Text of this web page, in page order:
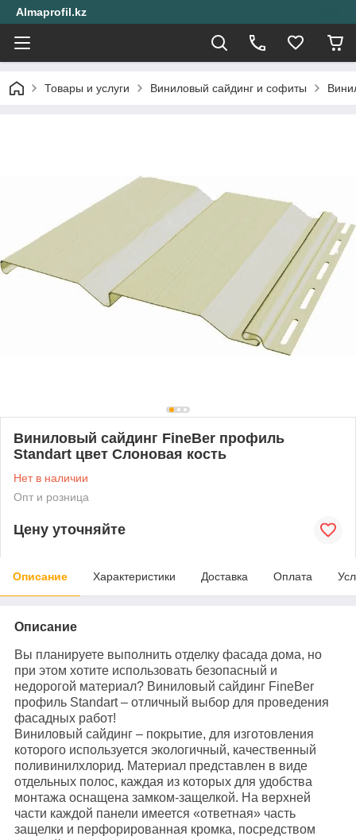
Almaprofil.kz
Товары и услуги Виниловый сайдинг и софиты
Виниловый сайдинг FineBer профиль
Standart цвет Слоновая кость
Нет в наличии
Опт и розница
Цену уточняйте
Описание Характеристики Доставка Оплата
Описание
Вы планируете выполнить отделку фасада дома, но
при этом хотите использовать безопасный и
недорогой материал? Виниловый сайдинг FineBer
профиль Standart – отличный выбор для проведения
фасадных работ!
Виниловый сайдинг – покрытие, для изготовления
которого используется экологичный, качественный
поливинилхлорид. Материал представлен в виде
отдельных полос, каждая из которых для удобства
монтажа оснащена замком-защелкой. На верхней
части каждой панели имеется «ответная» часть
защелки и перфорированная кромка, посредством